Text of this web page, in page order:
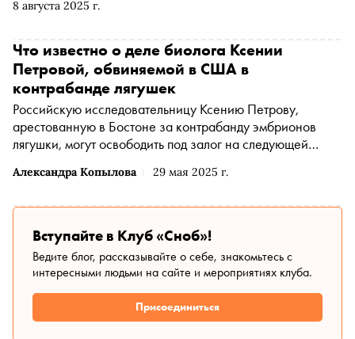
8 августа 2025 г.
Александра Копылова 29 мая 2025 г.
Что известно о деле биолога Ксении
Петровой, обвиняемой в США в
контрабанде лягушек
Российскую исследовательницу Ксению Петрову,
арестованную в Бостоне за контрабанду эмбрионов
лягушки, могут освободить под залог на следующей
правительство все еще может попытаться ее
материале «Сноба»
Вступайте в Клуб «Сноб»!
Ведите блог, рассказывайте о себе, знакомьтесь с
интересными людьми на сайте и мероприятиях клуба.
Присоединиться